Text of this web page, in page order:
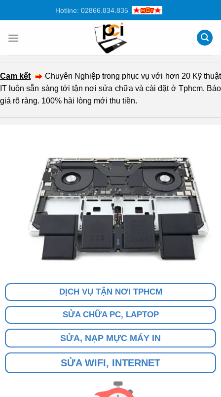
dung
Hotline: 02866.834.835
Cam kết
Chuyên Nghiệp trong phục vụ với hơn 20 Kỹ thuật
IT luôn sẵn sàng tới tận nơi sửa chữa và cài đặt ở Tphcm. Báo
giá rõ ràng. 100% hài lòng mới thu tiền.
DỊCH VỤ TẬN NƠI TPHCM
SỬA CHỮA PC, LAPTOP
SỬA, NẠP MỰC MÁY IN
SỬA WIFI, INTERNET